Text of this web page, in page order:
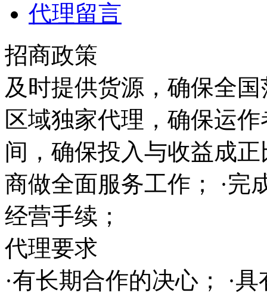
代理留言
招商政策
及时提供货源，确保全
区域独家代理，确保运
间，确保投入与收益成
商做全面服务工作； ·完
经营手续；
代理要求
·有长期合作的决心； ·